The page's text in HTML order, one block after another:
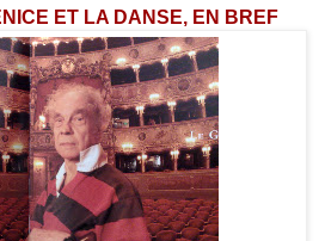
ET LA DANSE, EN BREF